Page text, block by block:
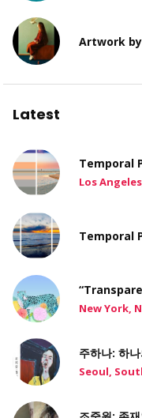
Artwork
Latest
Temporal
Los
Temporal
New York,
주하나: 하
Seoul,